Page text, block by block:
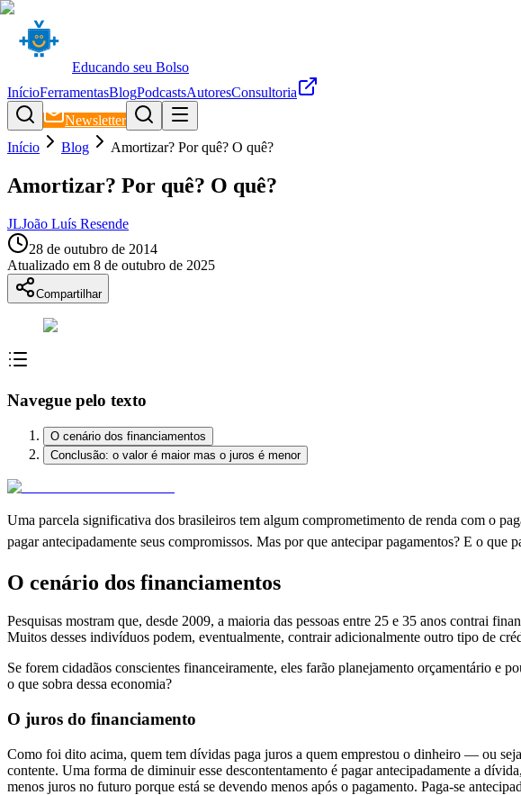
Educando seu Bolso
InícioFerramentasBlogPodcastsAutoresConsultoria
Newsletter
Início
Blog Amortizar? Por quê? O quê?
Amortizar? Por quê? O quê?
JLJoão Luís Resende
28 de outubro de 2014
Atualizado em 8 de outubro de 2025
Compartilhar
Navegue pelo texto
O cenário dos financiamentos
Conclusão: o valor é maior mas o juros é menor
Uma parcela significativa dos brasileiros tem algum comprometimento de renda com o
pagar antecipadamente seus compromissos. Mas por que antecipar pagamentos? E o que
O cenário dos financiamentos
Pesquisas mostram que, desde 2009, a maioria das pessoas entre 25 e 35 anos contrai
Muitos desses indivíduos podem, eventualmente, contrair adicionalmente outro tipo de
Se forem cidadãos conscientes financeiramente, eles farão planejamento orçamentário
o que sobra dessa economia?
O juros do financiamento
Como foi dito acima, quem tem dívidas paga juros a quem emprestou o dinheiro — ou
contente. Uma forma de diminuir esse descontentamento é pagar antecipadamente a
menos juros no futuro porque está se devendo menos após o pagamento. Paga-se